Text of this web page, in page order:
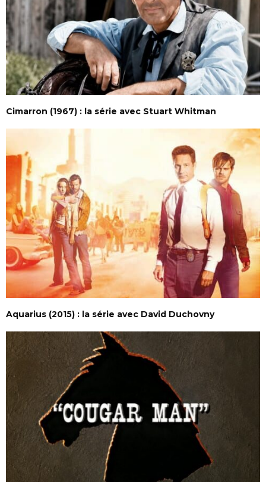
Cimarron (1967) : la série avec Stuart Whitman
Aquarius (2015) : la série avec David Duchovny